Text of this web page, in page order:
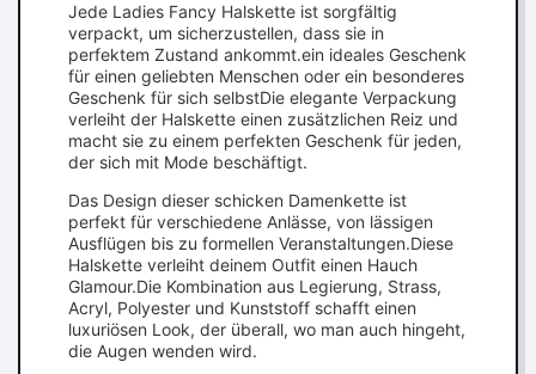
Jede Ladies Fancy Halskette ist sorgfältig
verpackt, um sicherzustellen, dass sie in
perfektem Zustand ankommt.ein ideales Geschenk
für einen geliebten Menschen oder ein besonderes
Geschenk für sich selbstDie elegante Verpackung
verleiht der Halskette einen zusätzlichen Reiz und
macht sie zu einem perfekten Geschenk für jeden,
der sich mit Mode beschäftigt.
Das Design dieser schicken Damenkette ist
perfekt für verschiedene Anlässe, von lässigen
Ausflügen bis zu formellen Veranstaltungen.Diese
Halskette verleiht deinem Outfit einen Hauch
Glamour.Die Kombination aus Legierung, Strass,
Acryl, Polyester und Kunststoff schafft einen
luxuriösen Look, der überall, wo man auch hingeht,
die Augen wenden wird.